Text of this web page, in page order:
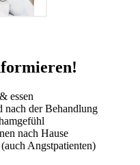
essen
nach der Behandlung
nach Hause
Angstpatienten)